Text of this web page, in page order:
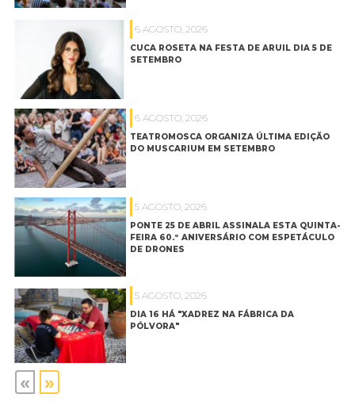
6 AGOSTO, 2026
CUCA ROSETA NA FESTA DE ARUIL DIA 5 DE
SETEMBRO
6 AGOSTO, 2026
TEATROMOSCA ORGANIZA ÚLTIMA EDIÇÃO
DO MUSCARIUM EM SETEMBRO
5 AGOSTO, 2026
PONTE 25 DE ABRIL ASSINALA ESTA QUINTA-
FEIRA 60.º ANIVERSÁRIO COM ESPETÁCULO
DE DRONES
5 AGOSTO, 2026
DIA 16 HÁ "XADREZ NA FÁBRICA DA
PÓLVORA"
« »